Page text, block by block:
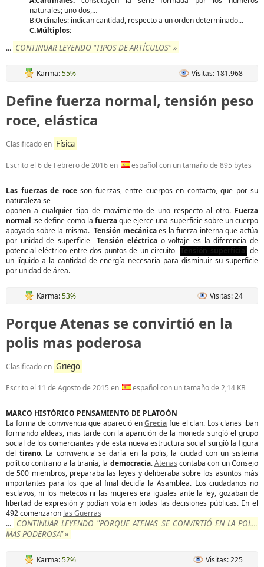
naturales; uno dos,…
B.Ordinales: indican cantidad, respecto a un orden determinado...
C.Múltiplos:
... CONTINUAR LEYENDO "TIPOS DE ARTÍCULOS" »
Karma:55% Visitas: 181.968
Define fuerza normal, tensión peso
roce, elástica
Clasificado en Física
Escrito el 6 de Febrero de 2016en español con un tamaño de 895 bytes
Las fuerzas de roceson fuerzas, entre cuerpos en contacto, que por su
naturaleza se
oponen a cualquier tipo de movimiento de uno respecto al otro. Fuerza
normal :se define como la fuerzaque ejerce una superficie sobre un cuerpo
apoyado sobre la misma. Tensión mecánicaes la fuerza interna que actúa
por unidad de superficieTensión eléctrica o voltaje es la diferencia de
potencial eléctrico entre dos puntos de un circuito
de
un líquido a la cantidad de energía necesaria para disminuir su superficie
por unidad de área.
Karma:53% Visitas: 24
Porque Atenas se convirtió en la
polis mas poderosa
Clasificado en Griego
Escrito el 11 de Agosto de 2015 en español con un tamaño de 2,14 KB
MARCO HISTÓRICO PENSAMIENTO DE PLATOÓN
La forma de convivencia que apareció enGrecia fue el clan. Los clanes iban
formando aldeas, mas tarde con la aparición de la moneda surgíó el grupo
social de los comerciantes y de esta nueva estructura social surgíó la figura
del tirano. La convivencia se daría en la polis, la ciudad con un sistema
político contrario a la tiranía, la democracia.Atenas contaba con un Consejo
de 500 miembros, preparaba las leyes y deliberaba sobre los asuntos más
importantes para los que al final decidía la Asamblea. Los ciudadanos no
esclavos, ni los metecos ni las mujeres era iguales ante la ley, gozaban de
libertad de expresión y podían vota en todas las decisiones públicas. En el
492 comenzaron las Guerras
... CONTINUAR LEYENDO "PORQUE ATENAS SE CONVIRTIÓ EN LA POLIS
MAS PODEROSA" »
Karma:52% Visitas: 225